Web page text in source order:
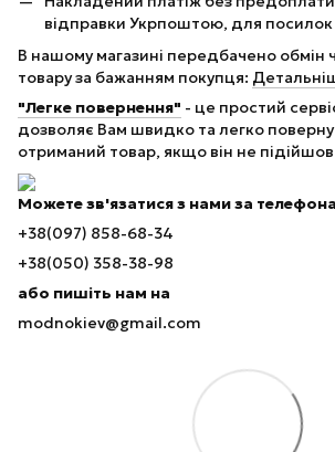
відправки Укрпоштою, для посилок
В нашому магазині передбачено обмін
товару за бажанням покупця:
"Легке повернення" - це простий
дозволяє Вам швидко та легко
отриманий товар, якщо він не
Можете зв'язатися з нами за
+38(097) 858-68-34
+38(050) 358-38-98
або пишіть нам на
modnokiev@gmail.com